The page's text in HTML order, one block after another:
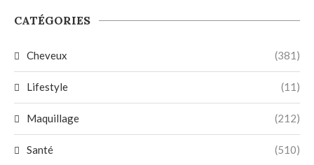
CATÉGORIES
Cheveux (381)
Lifestyle (11)
Maquillage (212)
Santé (510)